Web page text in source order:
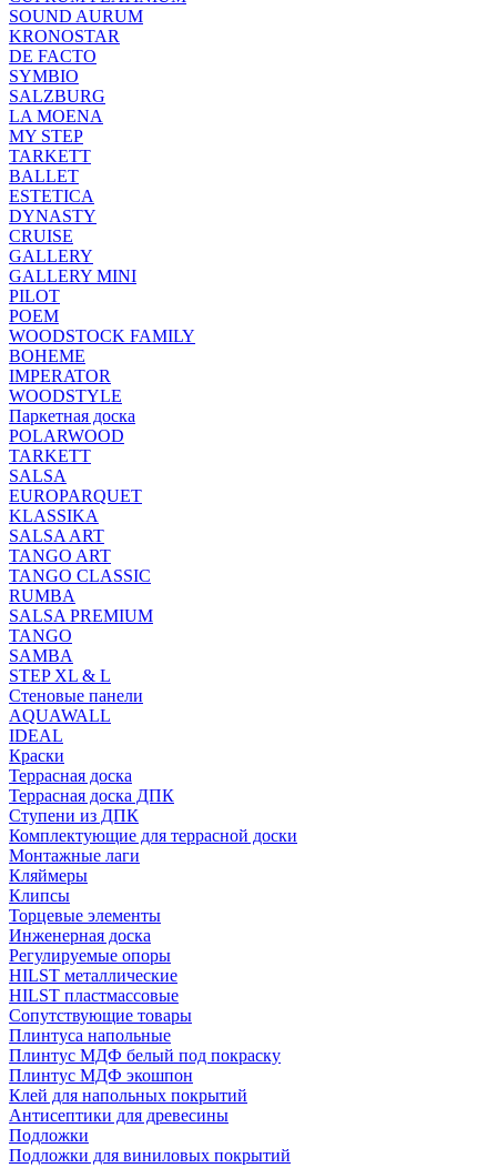
SOUND AURUM
KRONOSTAR
DE FACTO
SYMBIO
SALZBURG
LA MOENA
MY STEP
TARKETT
BALLET
ESTETICA
DYNASTY
CRUISE
GALLERY
GALLERY MINI
PILOT
POEM
WOODSTOCK FAMILY
BOHEME
IMPERATOR
WOODSTYLE
Паркетная доска
POLARWOOD
TARKETT
SALSA
EUROPARQUET
KLASSIKA
SALSA ART
TANGO ART
TANGO CLASSIC
RUMBA
SALSA PREMIUM
TANGO
SAMBA
STEP XL & L
Стеновые панели
AQUAWALL
IDEAL
Краски
Террасная доска
Террасная доска ДПК
Ступени из ДПК
Комплектующие для террасной доски
Монтажные лаги
Кляймеры
Клипсы
Торцевые элементы
Инженерная доска
Регулируемые опоры
HILST металлические
HILST пластмассовые
Сопутствующие товары
Плинтуса напольные
Плинтус МДФ белый под покраску
Плинтус МДФ экошпон
Клей для напольных покрытий
Антисептики для древесины
Подложки
Подложки для виниловых покрытий